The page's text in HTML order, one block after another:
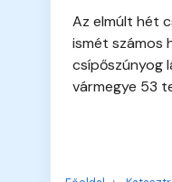
Az elmúlt hét
ismét számos
csípőszúnyog
vármegye 53